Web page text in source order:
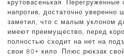
крутовасенькая.
напротив, достаточно уверенно
заметил, что с малым уклоном
имеют преимущество, перед
полностью сходит на нет на
свои 80+ кило. Плюс рюкзак